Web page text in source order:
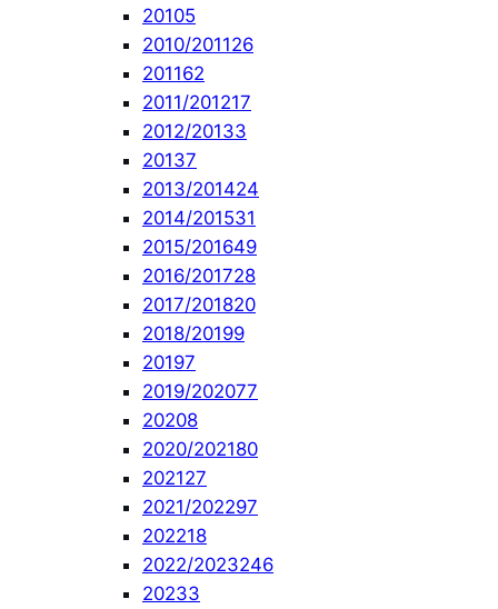
20105
2010/201126
201162
2011/201217
2012/20133
20137
2013/201424
2014/201531
2015/201649
2016/201728
2017/201820
2018/20199
20197
2019/202077
20208
2020/202180
202127
2021/202297
202218
2022/2023246
20233